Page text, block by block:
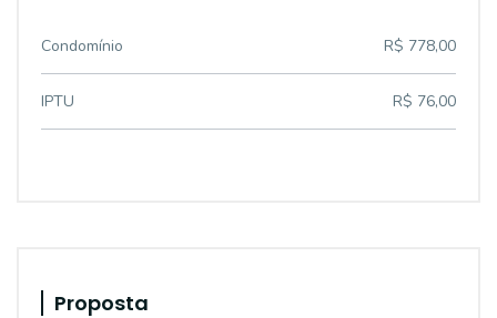
Condomínio R$ 778,00
IPTU R$ 76,00
Proposta